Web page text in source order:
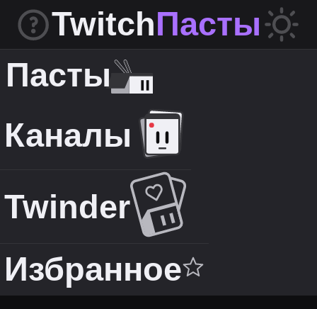
TwitchПасты
Пасты
Каналы
Twinder
Избранное